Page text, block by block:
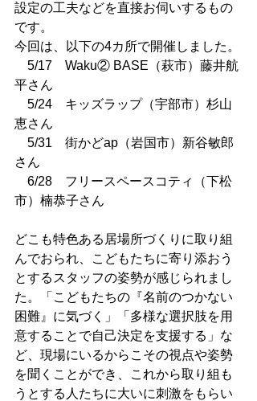
設定の工夫などを直接お伺いするもの
です。
今回は、以下の4カ所で開催しました。
5/17　Waku② BASE（萩市）藤井航
平さん
5/24　キッズラップ（宇部市）杉山
恵さん
5/31　街かどap（岩国市）新谷敏郎
さん
6/28　フリースペースコティ（下松
市）楠恭子さん
どこも特色ある居場所づくりに取り組
んでおられ、こどもたちに寄り添おう
とするスタッフの姿勢が感じられまし
た。「こどもたちの『名前のつかない
困難』に気づく」「多様な選択肢を用
意することで自己決定を支援する」な
ど、現場にいるからこその視点や姿勢
を聞くことができ、これから取り組も
うとする人たちに大いに刺激をもらい